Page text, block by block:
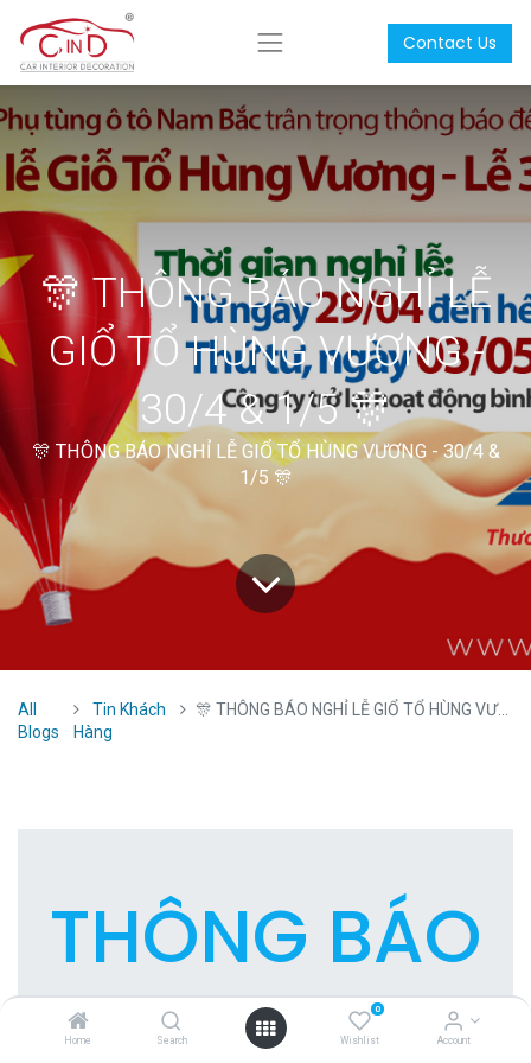
Home Search
0
Wishlist Account
Contact Us
🎊 THÔNG BÁO NGHỈ LỄ
GIỔ TỔ HÙNG VƯƠNG -
30/4 & 1/5 🎊
🎊 THÔNG BÁO NGHỈ LỄ GIỔ TỔ HÙNG VƯƠNG - 30/4 &
1/5 🎊
All
Blogs
Tin Khách
Hàng
🎊 THÔNG BÁO NGHỈ LỄ GIỔ TỔ HÙNG VƯƠNG - 30/4 & 1/5 🎊
THÔNG BÁO
NGHỈ